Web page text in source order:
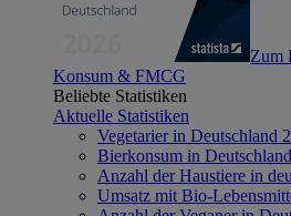
Zum
Konsum & FMCG
Beliebte Statistiken
Aktuelle Statistiken
Vegetarier in Deutschland
Bierkonsum in
Anzahl der Haustiere in
Umsatz mit Bio-